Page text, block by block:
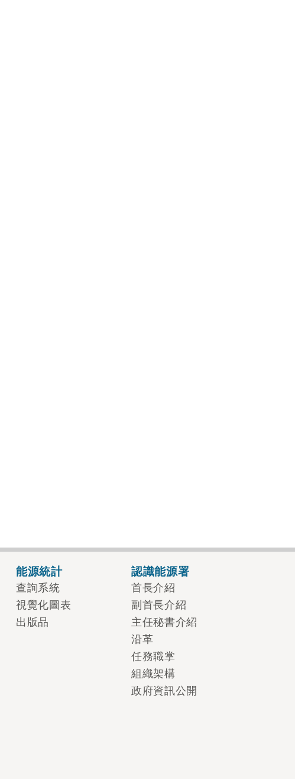
能源統計
查詢系統
視覺化圖表
出版品
認識能源署
首長介紹
副首長介紹
主任秘書介紹
沿革
任務職掌
組織架構
政府資訊公開